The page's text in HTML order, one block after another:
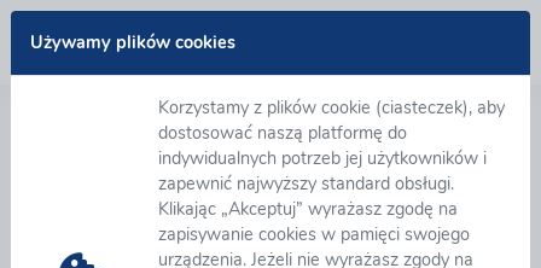
Używamy plików cookies
Korzystamy z plików cookie (ciasteczek), aby
dostosować naszą platformę do
indywidualnych potrzeb jej użytkowników i
zapewnić najwyższy standard obsługi.
Klikając „Akceptuj” wyrażasz zgodę na
zapisywanie cookies w pamięci swojego
urządzenia. Jeżeli nie wyrażasz zgody na
Deklaracja dostępności
GK eB2B zobowiązuje się zapewnić dostępność
witryny internetowej https://platforma.eb2b.com.pl
wszystkich innych subdomen budowanych na